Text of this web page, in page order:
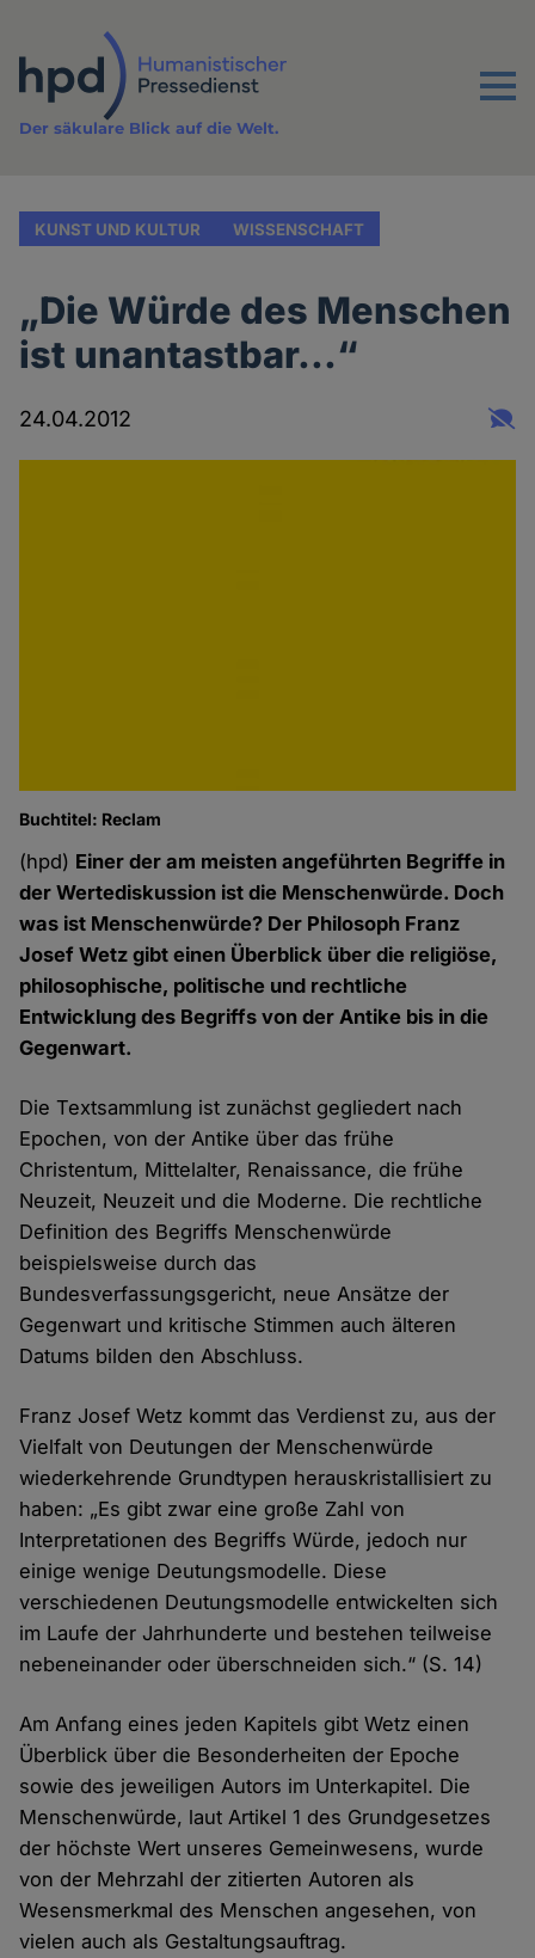
Inhalt
Menu
Der säkulare Blick auf die Welt.
KUNST UND KULTUR WISSENSCHAFT
„Die Würde des Menschen
ist unantastbar...“
24.04.2012
Buchtitel: Reclam
(hpd) Einer der am meisten angeführten Begriffe in
der Wertediskussion ist die Menschenwürde. Doch
was ist Menschenwürde? Der Philosoph Franz
Josef Wetz gibt einen Überblick über die religiöse,
philosophische, politische und rechtliche
Entwicklung des Begriffs von der Antike bis in die
Gegenwart.
Die Textsammlung ist zunächst gegliedert nach
Epochen, von der Antike über das frühe
Christentum, Mittelalter, Renaissance, die frühe
Neuzeit, Neuzeit und die Moderne. Die rechtliche
Definition des Begriffs Menschenwürde
beispielsweise durch das
Bundesverfassungsgericht, neue Ansätze der
Gegenwart und kritische Stimmen auch älteren
Datums bilden den Abschluss.
Franz Josef Wetz kommt das Verdienst zu, aus der
Vielfalt von Deutungen der Menschenwürde
wiederkehrende Grundtypen herauskristallisiert zu
haben: „Es gibt zwar eine große Zahl von
Interpretationen des Begriffs Würde, jedoch nur
einige wenige Deutungsmodelle. Diese
verschiedenen Deutungsmodelle entwickelten sich
im Laufe der Jahrhunderte und bestehen teilweise
nebeneinander oder überschneiden sich.“ (S. 14)
Am Anfang eines jeden Kapitels gibt Wetz einen
Überblick über die Besonderheiten der Epoche
sowie des jeweiligen Autors im Unterkapitel. Die
Menschenwürde, laut Artikel 1 des Grundgesetzes
der höchste Wert unseres Gemeinwesens, wurde
von der Mehrzahl der zitierten Autoren als
Wesensmerkmal des Menschen angesehen, von
vielen auch als Gestaltungsauftrag.